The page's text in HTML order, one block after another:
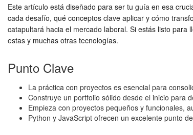
Este artículo está diseñado para ser tu guía en esa
cada desafío, qué conceptos clave aplicar y cómo
catapultará hacia el mercado laboral. Si estás listo para
estas y muchas otras tecnologías.
Punto Clave
La práctica con proyectos es esencial para
Construye un portfolio sólido desde el inicio para
Empieza con proyectos pequeños y funcionales,
Python y JavaScript ofrecen un excelente punto